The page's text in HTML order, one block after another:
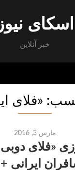
اسکای نیوز
خبر آنلاین
«فلای
مارس 3, 2016
«فلای
ایرانی